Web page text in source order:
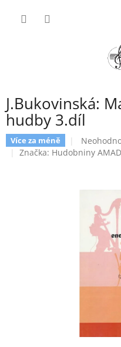
J.Bukovinská:
hudby 3.díl
Více za méně
Průměrné
hodnocení
hvězdiček.
Značka: Hudobniny